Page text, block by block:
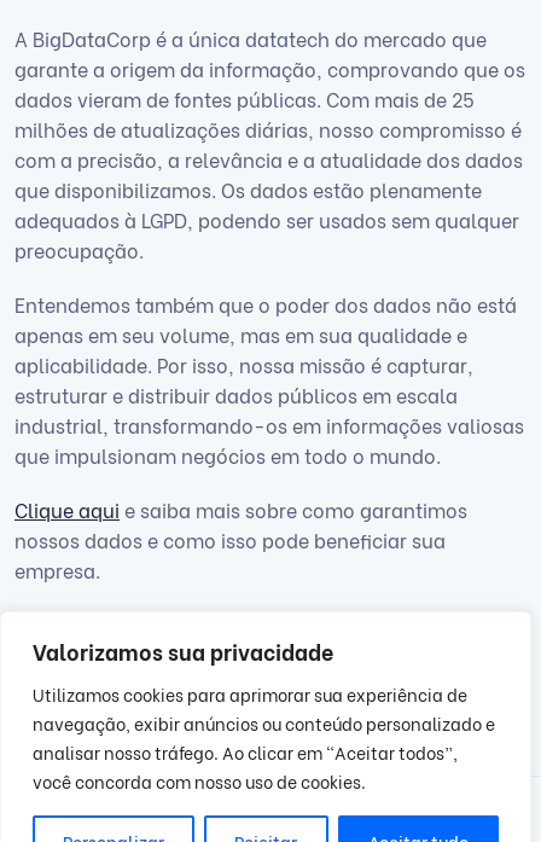
Valorizamos sua privacidade
Utilizamos cookies para aprimorar sua experiência de
navegação, exibir anúncios ou conteúdo personalizado e
analisar nosso tráfego. Ao clicar em “Aceitar todos”,
você concorda com nosso uso de cookies.
A BigDataCorp é a única datatech do mercado que
garante a origem da informação, comprovando que os
dados vieram de fontes públicas. Com mais de 25
milhões de atualizações diárias, nosso compromisso é
com a precisão, a relevância e a atualidade dos dados
que disponibilizamos. Os dados estão plenamente
adequados à LGPD, podendo ser usados sem qualquer
preocupação.
Entendemos também que o poder dos dados não está
apenas em seu volume, mas em sua qualidade e
aplicabilidade. Por isso, nossa missão é capturar,
estruturar e distribuir dados públicos em escala
industrial, transformando-os em informações valiosas
que impulsionam negócios em todo o mundo.
Clique aqui e saiba mais sobre como garantimos
nossos dados e como isso pode beneficiar sua
empresa.